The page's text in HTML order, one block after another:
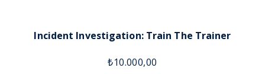
Incident Investigation: Train The Trainer
₺10.000,00